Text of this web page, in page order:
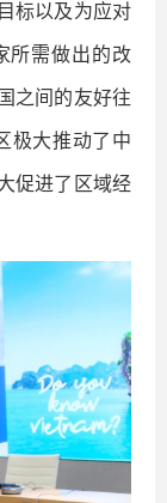
标以及为应对
所需做出的改
之间的友好往
极大推动了中
促进了区域经